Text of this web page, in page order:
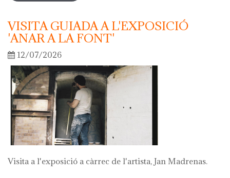
VISITA GUIADA A L'EXPOSICIÓ
'ANAR A LA FONT'
12/07/2026
Visita a l'exposició a càrrec de l'artista, Jan Madrenas.